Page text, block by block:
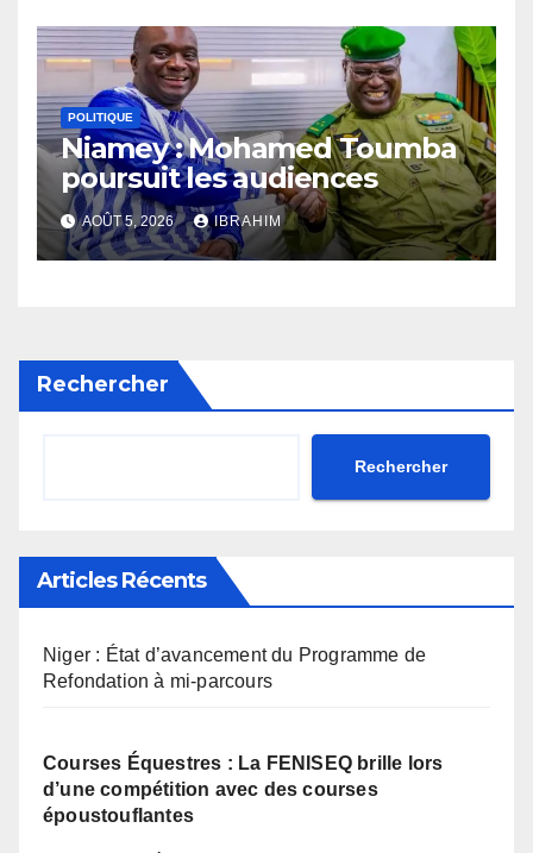
POLITIQUE
Niamey : Mohamed Toumba
poursuit les audiences
AOÛT 5, 2026 IBRAHIM
Rechercher
Rechercher
Articles Récents
Niger : État d’avancement du Programme de
Refondation à mi-parcours
Courses Équestres : La FENISEQ brille lors
d’une compétition avec des courses
époustouflantes